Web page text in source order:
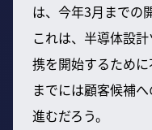
は、今年3月までの
これは、半導体設
携を開始するため
までには顧客候補
進むだろう。